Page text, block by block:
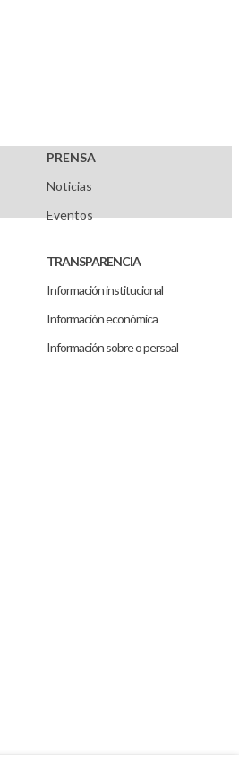
PRENSA
Noticias
Eventos
TRANSPARENCIA
Información institucional
Información económica
Información sobre o persoal